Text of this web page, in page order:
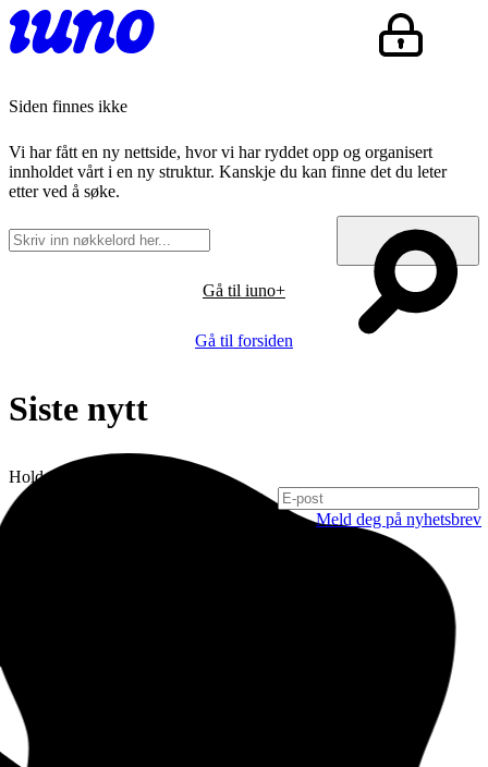
Siden finnes ikke
Vi har fått en ny nettside, hvor vi har ryddet opp og organisert
innholdet vårt i en ny struktur. Kanskje du kan finne det du leter
etter ved å søke.
Gå til iuno+
Gå til forsiden
Siste nytt
Hold deg oppdatert
Meld deg på nyhetsbrev